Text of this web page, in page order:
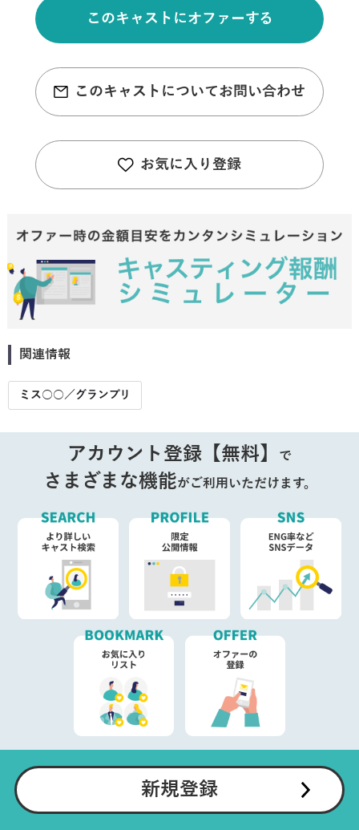
このキャストにオファーする
このキャストについてお問い合わせ
お気に入り登録
関連情報
ミス○○／グランプリ
アカウント登録【無料】 で
さまざまな機能がご利用いただけます。
新規登録